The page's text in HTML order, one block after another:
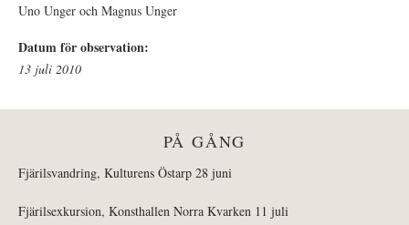
Uno Unger och Magnus Unger
Datum för observation:
13 juli 2010
PÅ GÅNG
Fjärilsvandring, Kulturens Östarp 28 juni
Fjärilsexkursion, Konsthallen Norra Kvarken 11 juli